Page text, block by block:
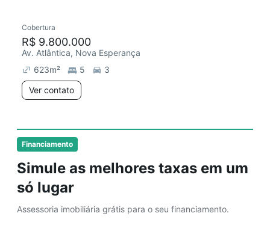
Financiamento
Simule as melhores taxas em um
só lugar
Assessoria imobiliária grátis para o seu financiamento.
Cobertura
R$ 9.800.000
Av. Atlântica, Nova Esperança
623m² 5
3
Ver contato